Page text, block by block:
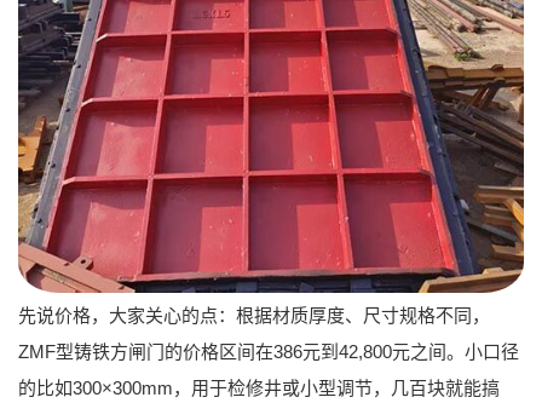
先说价格，大家关心的点：根据材质厚度、尺寸规格不同，
ZMF型铸铁方闸门的价格区间在386元到42,800元之间。小口径
的比如300×300mm，用于检修井或小型调节，几百块就能搞